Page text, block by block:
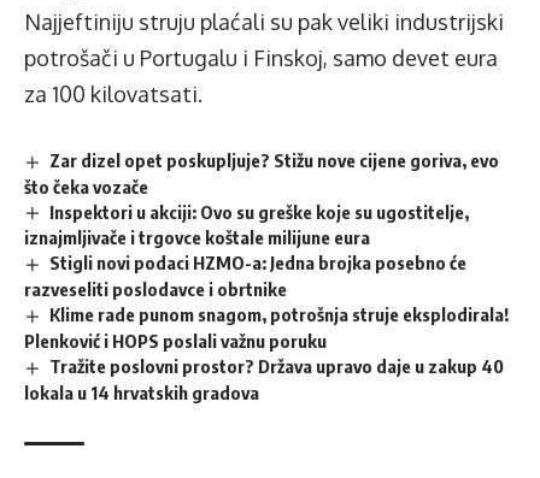
Najjeftiniju struju plaćali su pak veliki industrijski
potrošači u Portugalu i Finskoj, samo devet eura
za 100 kilovatsati.
Zar dizel opet poskupljuje? Stižu nove cijene goriva, evo
što čeka vozače
Inspektori u akciji: Ovo su greške koje su ugostitelje,
iznajmljivače i trgovce koštale milijune eura
Stigli novi podaci HZMO-a: Jedna brojka posebno će
razveseliti poslodavce i obrtnike
Klime rade punom snagom, potrošnja struje eksplodirala!
Plenković i HOPS poslali važnu poruku
Tražite poslovni prostor? Država upravo daje u zakup 40
lokala u 14 hrvatskih gradova